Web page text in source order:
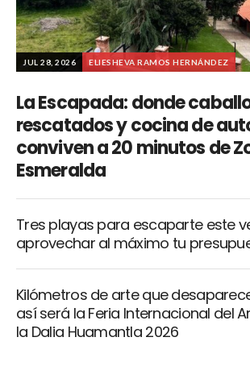
JUL 28, 2026 ELIESHEVA RAMOS HERNÁNDEZ
La Escapada: donde
rescatados y cocina de
conviven a 20 minutos de
Esmeralda
Tres playas para escaparte este
aprovechar al máximo tu
Kilómetros de arte que
así será la Feria Internacional del
la Dalia Huamantla 2026